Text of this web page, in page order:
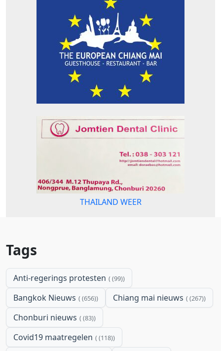
THAILAND WEER
Tags
Anti-regerings protesten (99)
Bangkok Nieuws (656) Chiang mai nieuws (267)
Chonburi nieuws (83)
Covid19 maatregelen (118)